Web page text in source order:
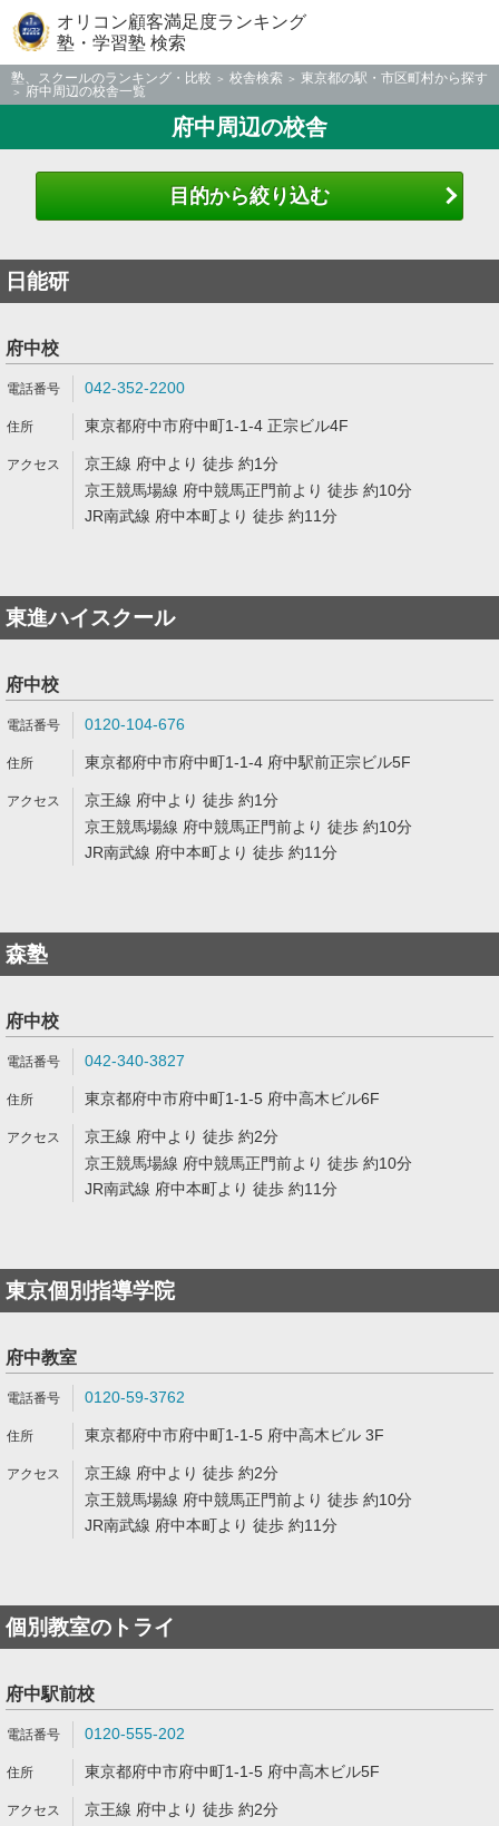
オリコン顧客満足度ランキング
塾・学習塾 検索
塾、スクールのランキング・比較 校舎検索
東京都の駅・市区町村から探す
府中周辺の校舎一覧
府中周辺の校舎
目的から絞り込む
日能研
府中校
042-352-2200
東京都府中市府中町1-1-4 正宗ビル4F
京王線 府中より 徒歩 約1分
京王競馬場線 府中競馬正門前より 徒歩 約10分
JR南武線 府中本町より 徒歩 約11分
東進ハイスクール
府中校
0120-104-676
東京都府中市府中町1-1-4 府中駅前正宗ビル5F
京王線 府中より 徒歩 約1分
京王競馬場線 府中競馬正門前より 徒歩 約10分
JR南武線 府中本町より 徒歩 約11分
森塾
府中校
042-340-3827
東京都府中市府中町1-1-5 府中高木ビル6F
京王線 府中より 徒歩 約2分
京王競馬場線 府中競馬正門前より 徒歩 約10分
JR南武線 府中本町より 徒歩 約11分
東京個別指導学院
府中教室
0120-59-3762
東京都府中市府中町1-1-5 府中高木ビル 3F
京王線 府中より 徒歩 約2分
京王競馬場線 府中競馬正門前より 徒歩 約10分
JR南武線 府中本町より 徒歩 約11分
個別教室のトライ
府中駅前校
0120-555-202
東京都府中市府中町1-1-5 府中高木ビル5F
京王線 府中より 徒歩 約2分